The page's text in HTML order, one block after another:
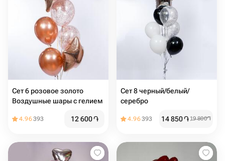
Сет 6 розовое золото
Воздушные шары с гелием
4.96393 12 600֏
Сет 8 черный/белый/
серебро
4.96393 14 850֏19 800֏